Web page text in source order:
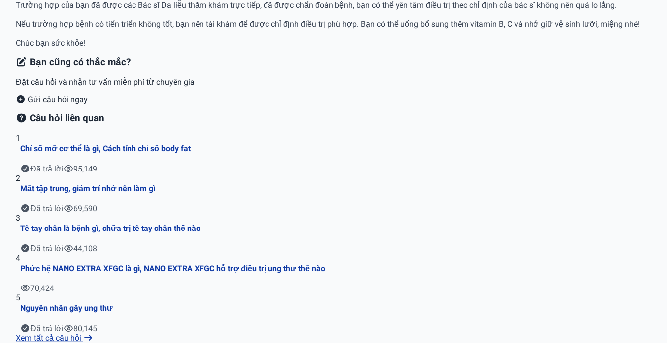
Trường hợp của bạn đã được các Bác sĩ Da liễu thăm khám trực tiếp, đã được chẩn đoán bệnh, bạn có thể yên tâm điều trị theo chỉ định của bác sĩ không nên quá lo lắng.
Nếu trường hợp bệnh có tiến triển không tốt, bạn nên tái khám để được chỉ định điều trị phù hợp. Bạn có thể uống bổ sung thêm vitamin B, C và nhớ giữ vệ sinh lưỡi, miệng nhé!
Chúc bạn sức khỏe!
Bạn cũng có thắc mắc?
Đặt câu hỏi và nhận tư vấn miễn phí từ chuyên gia
Gửi câu hỏi ngay
Câu hỏi liên quan
1
Chỉ số mỡ cơ thể là gì, Cách tính chỉ số body fat
Đã trả lời
95,149
2
Mất tập trung, giảm trí nhớ nên làm gì
Đã trả lời
69,590
3
Tê tay chân là bệnh gì, chữa trị tê tay chân thế nào
Đã trả lời
44,108
4
Phức hệ NANO EXTRA XFGC là gì, NANO EXTRA XFGC hỗ trợ điều trị ung thư thế nào
70,424
5
Nguyên nhân gây ung thư
Đã trả lời
80,145
Xem tất cả câu hỏi